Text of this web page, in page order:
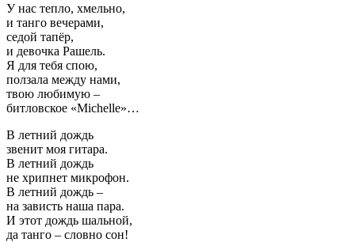
У нас тепло, хмельно,
и танго вечерами,
седой тапёр,
и девочка Рашель.
Я для тебя спою,
ползала между нами,
твою любимую –
битловское «Michelle»…
В летний дождь
звенит моя гитара.
В летний дождь
не хрипнет микрофон.
В летний дождь –
на зависть наша пара.
И этот дождь шальной,
да танго – словно сон!